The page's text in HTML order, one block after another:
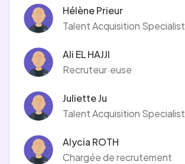
Hélène Prieur
Talent Acquisition Specialist
Ali EL HAJJI
Recruteur·euse
Juliette Ju
Talent Acquisition Specialist
Alycia ROTH
Chargée de recrutement